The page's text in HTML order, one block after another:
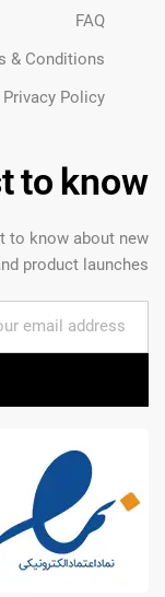
FAQ
& Conditions
Privacy Policy
to know
to know about new
product launches.